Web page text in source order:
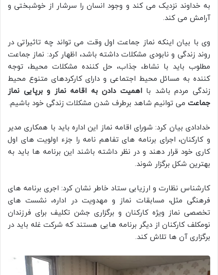
به خداوند نزدیک می کند و وجود انسان را سرشار از خوشبختی و
آرامش می کند.
وی با بیان اینکه نماز جماعت اول وقت می تواند چه تاثیراتی در
روند زندگی و نابودی مشکلات داشته باشد، اظهار کرد: نماز جماعت
مطلوب باید با نشاط، جذاب، حل کننده مشکلات محیط، توجه
کننده به مسائل محیط اجتماعی و دارای کارکردهای متنوع محیط
زندگی مردم باشد بااهمیت دادن به اقامه نماز و برپایی نماز
جماعت می توانیم شاهد برطرف شدن مشکلات زندگی خود باشیم.
خدادادی بیان کرد: شورای اقامه نماز این اداره باید با همکاری مدیر
و کارکنان، اجرای برنامه های تفاهم نامه را جزء اولویت های اول
کاری خود قرار دهند و در نظر داشته باشند این برنامه ها باید به
بهترین شکل برگزار شوند.
کارشناس نظارت و ارزیابی ستاد خاطر نشان کرد: اجری برنامه های
فرهنگی مثل، مسابقات نماز و مهدویت در اداره، نشست های
تخصصی نماز ویژه کارکنان و برگزاری جشن تکلیف برای فرزندان
نومکلف کارکنان از دیگر برنامه هایی هستند که شرکت غله باید در
برگزاری آن ها تلاش کند.